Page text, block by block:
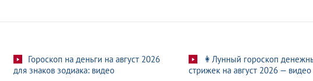
Гороскоп на деньги на август 2026
для знаков зодиака: видео
👩Лунный гороскоп
стрижек на август 2026 — видео